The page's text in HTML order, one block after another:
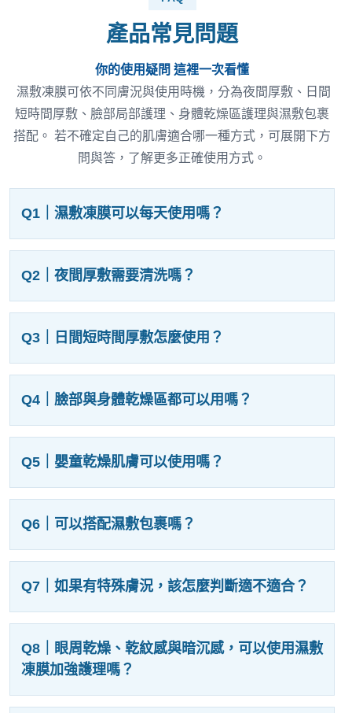
產品常見問題
你的使用疑問 這裡一次看懂
濕敷凍膜可依不同膚況與使用時機，分為夜間厚敷、日間
短時間厚敷、臉部局部護理、身體乾燥區護理與濕敷包裹
搭配。 若不確定自己的肌膚適合哪一種方式，可展開下方
問與答，了解更多正確使用方式。
Q1｜濕敷凍膜可以每天使用嗎？
Q2｜夜間厚敷需要清洗嗎？
Q3｜日間短時間厚敷怎麼使用？
Q4｜臉部與身體乾燥區都可以用嗎？
Q5｜嬰童乾燥肌膚可以使用嗎？
Q6｜可以搭配濕敷包裹嗎？
Q7｜如果有特殊膚況，該怎麼判斷適不適合？
Q8｜眼周乾燥、乾紋感與暗沉感，可以使用濕敷
凍膜加強護理嗎？